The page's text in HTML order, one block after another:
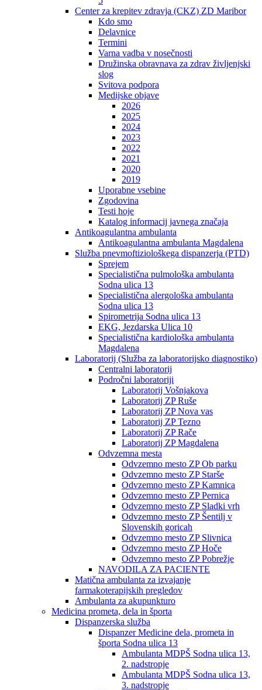
Center za krepitev zdravja (CKZ) ZD Maribor
Kdo smo
Delavnice
Termini
Varna vadba v nosečnosti
Družinska obravnava za zdrav življenjski
slog
Svitova podpora
Medijske objave
2026
2025
2024
2023
2022
2021
2020
2019
Uporabne vsebine
Zgodovina
Testi hoje
Katalog informacij javnega značaja
Antikoagulantna ambulanta
Antikoagulantna ambulanta Magdalena
Služba pnevmoftiziološkega dispanzerja (PTD)
Sprejem
Specialistična pulmološka ambulanta
Sodna ulica 13
Specialistična alergološka ambulanta
Sodna ulica 13
Spirometrija Sodna ulica 13
EKG, Jezdarska Ulica 10
Specialistična kardiološka ambulanta
Magdalena
Laboratorij (Služba za laboratorijsko diagnostiko)
Centralni laboratorij
Področni laboratoriji
Laboratorij Vošnjakova
Laboratorij ZP Ruše
Laboratorij ZP Nova vas
Laboratorij ZP Tezno
Laboratorij ZP Rače
Laboratorij ZP Magdalena
Odvzemna mesta
Odvzemno mesto ZP Ob parku
Odvzemno mesto ZP Starše
Odvzemno mesto ZP Kamnica
Odvzemno mesto ZP Pernica
Odvzemno mesto ZP Sladki vrh
Odvzemno mesto ZP Šentilj v
Slovenskih goricah
Odvzemno mesto ZP Slivnica
Odvzemno mesto ZP Hoče
Odvzemno mesto ZP Pobrežje
NAVODILA ZA PACIENTE
Matična ambulanta za izvajanje
farmakoterapijskih pregledov
Ambulanta za akupunkturo
Medicina prometa, dela in športa
Dispanzerska služba
Dispanzer Medicine dela, prometa in
športa Sodna ulica 13
Ambulanta MDPŠ Sodna ulica 13,
2. nadstropje
Ambulanta MDPŠ Sodna ulica 13,
3. nadstropje